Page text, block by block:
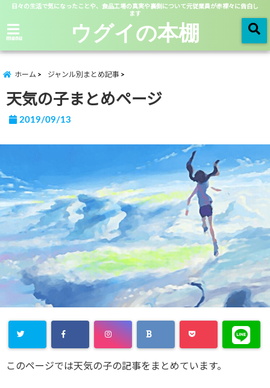
日々の生活で気になったことや、食品工場の真実や裏側について元従業員が赤裸々に告白し
ます
menu ウグイの本棚
ホーム ジャンル別まとめ記事
天気の子まとめページ
2019/09/13
このページでは天気の子の記事をまとめています。